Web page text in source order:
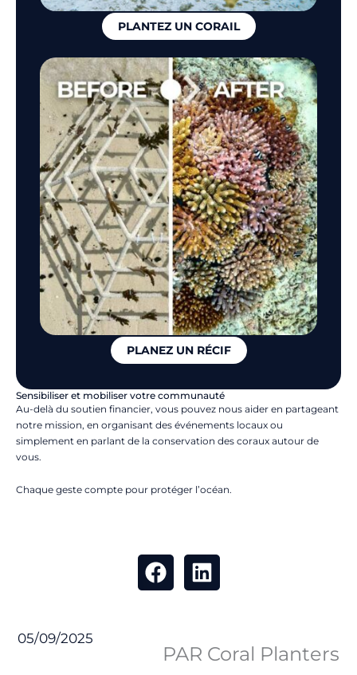
PLANTEZ UN CORAIL
PLANEZ UN RÉCIF
Sensibiliser et mobiliser votre communauté
Au-delà du soutien financier, vous pouvez nous aider en partageant
notre mission, en organisant des événements locaux ou
simplement en parlant de la conservation des coraux autour de
vous.
Chaque geste compte pour protéger l’océan.
05/09/2025
PAR Coral Planters